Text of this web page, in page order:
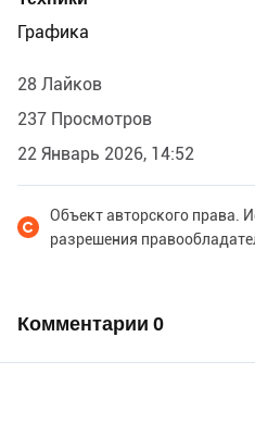
Графика
28 Лайков
237 Просмотров
22 Январь 2026, 14:52
Объект авторского права.
разрешения
Комментарии 0